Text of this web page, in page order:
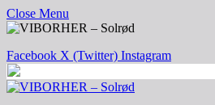
Close Menu
Facebook X (Twitter) Instagram